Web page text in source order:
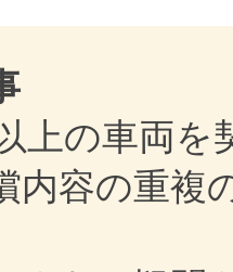
上の車両を
内容の重複